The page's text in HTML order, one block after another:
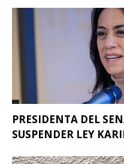
PRESIDENTA DEL
SUSPENDER LEY